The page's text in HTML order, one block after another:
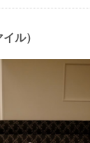
ル）